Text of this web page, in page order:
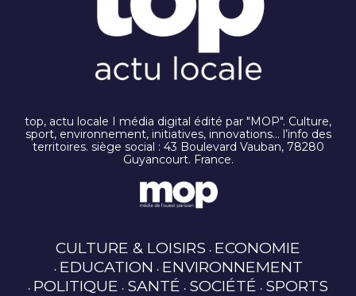
top, actu locale I média digital édité par "MOP". Culture,
sport, environnement, initiatives, innovations… l’info des
territoires. siège social : 43 Boulevard Vauban, 78280
Guyancourt. France.
CULTURE & LOISIRS ECONOMIE
EDUCATION ENVIRONNEMENT
POLITIQUE SANTÉ SOCIÉTÉ SPORTS